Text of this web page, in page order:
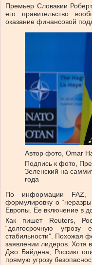
Премьер Словакии
его правительство
оказание финансовой
Автор фото, Omar
Подпись к фото,
Зеленский на
года
По информации FAZ,
формулировку о
Европы. Ее включение в
Как пишет Reuters,
“долгосрочную угрозу
стабильности”. Похожая
заявлении лидеров. Хотя
Джо Байдена, Россию
прямую угрозу